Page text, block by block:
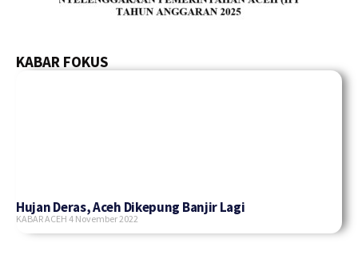
KABAR FOKUS
Hujan Deras, Aceh Dikepung Banjir Lagi
KABAR ACEH 4 November 2022